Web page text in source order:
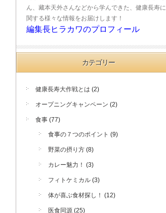
ん、藏本天外さんなどから学んできた、健康長寿に
関する様々な情報をお届けします！
編集長ヒラカワのプロフィール
カテゴリー
健康長寿大作戦とは (2)
オープニングキャンペーン (2)
食事 (77)
食事の７つのポイント (9)
野菜の摂り方 (8)
カレー魅力！ (3)
フィトケミカル (3)
体が喜ぶ食材探し！ (12)
医食同源 (25)